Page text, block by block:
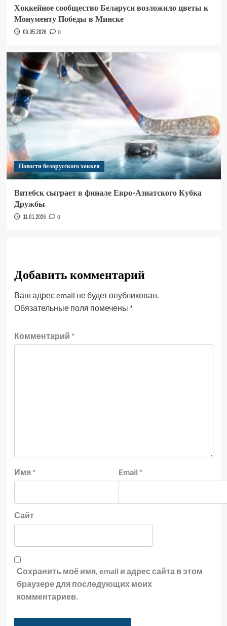
Хоккейное сообщество Беларуси возложило цветы к
Монументу Победы в Минске
09.05.2026 0
Новости белорусского хоккея
Витебск сыграет в финале Евро-Азиатского Кубка
Дружбы
11.01.2026 0
Добавить комментарий
Ваш адрес email не будет опубликован.
Обязательные поля помечены *
Комментарий *
Имя * Email *
Сайт
Сохранить моё имя, email и адрес сайта в этом
браузере для последующих моих
комментариев.